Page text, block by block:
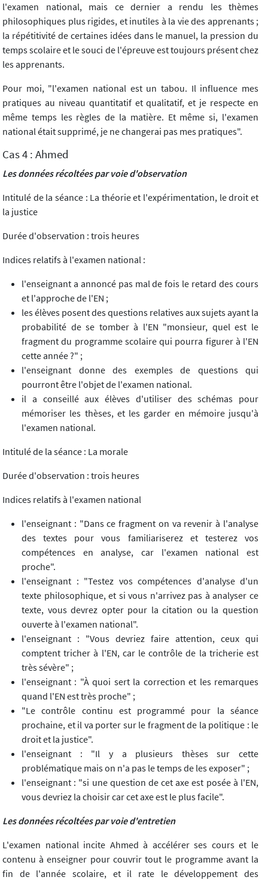
l'examen national, mais ce dernier a rendu les thèmes
philosophiques plus rigides, et inutiles à la vie des apprenants ;
la répétitivité de certaines idées dans le manuel, la pression du
temps scolaire et le souci de l'épreuve est toujours présent chez
les apprenants.
Pour moi, "l'examen national est un tabou. Il influence mes
pratiques au niveau quantitatif et qualitatif, et je respecte en
même temps les règles de la matière. Et même si, l'examen
national était supprimé, je ne changerai pas mes pratiques".
Cas 4 : Ahmed
Les données récoltées par voie d'observation
Intitulé de la séance : La théorie et l'expérimentation, le droit et
la justice
Durée d'observation : trois heures
Indices relatifs à l'examen national :
l'enseignant a annoncé pas mal de fois le retard des cours
et l'approche de l'EN ;
les élèves posent des questions relatives aux sujets ayant la
probabilité de se tomber à l'EN "monsieur, quel est le
fragment du programme scolaire qui pourra figurer à l'EN
cette année ?" ;
l'enseignant donne des exemples de questions qui
pourront être l'objet de l'examen national.
il a conseillé aux élèves d'utiliser des schémas pour
mémoriser les thèses, et les garder en mémoire jusqu'à
l'examen national.
Intitulé de la séance : La morale
Durée d'observation : trois heures
Indices relatifs à l'examen national
l'enseignant : "Dans ce fragment on va revenir à l'analyse
des textes pour vous familiariserez et testerez vos
compétences en analyse, car l'examen national est
proche".
l'enseignant : "Testez vos compétences d'analyse d'un
texte philosophique, et si vous n'arrivez pas à analyser ce
texte, vous devrez opter pour la citation ou la question
ouverte à l'examen national".
l'enseignant : "Vous devriez faire attention, ceux qui
comptent tricher à l'EN, car le contrôle de la tricherie est
très sévère" ;
l'enseignant : "À quoi sert la correction et les remarques
quand l'EN est très proche" ;
"Le contrôle continu est programmé pour la séance
prochaine, et il va porter sur le fragment de la politique : le
droit et la justice".
l'enseignant : "Il y a plusieurs thèses sur cette
problématique mais on n'a pas le temps de les exposer" ;
l'enseignant : "si une question de cet axe est posée à l'EN,
vous devriez la choisir car cet axe est le plus facile".
Les données récoltées par voie d'entretien
L'examen national incite Ahmed à accélérer ses cours et le
contenu à enseigner pour couvrir tout le programme avant la
fin de l'année scolaire, et il rate le développement des